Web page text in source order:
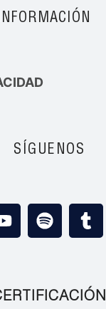
SÍGUENOS